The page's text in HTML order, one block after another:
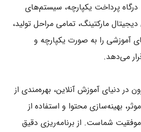
پرداخت یکپارچه، سیستم‌های
مارکتینگ، تمامی مراحل تولید،
آموزشی را به صورت یکپارچه و
می‌دهد.
در دنیای آموزش آنلاین، بهره‌مندی از
بهینه‌سازی محتوا و استفاده از
شماست. از برنامه‌ریزی دقیق